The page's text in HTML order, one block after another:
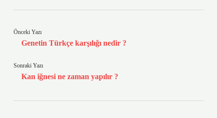
Önceki Yazı
Genetin Türkçe karşılığı nedir ?
Sonraki Yazı
Kan iğnesi ne zaman yapılır ?